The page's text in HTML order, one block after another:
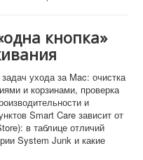
кнопка»
ухода за Mac: очистка
и корзинами, проверка
и
Smart Care зависит от
в таблице отличий
System Junk и какие